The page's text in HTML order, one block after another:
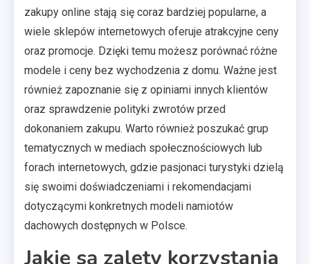
zakupy online stają się coraz bardziej popularne, a
wiele sklepów internetowych oferuje atrakcyjne ceny
oraz promocje. Dzięki temu możesz porównać różne
modele i ceny bez wychodzenia z domu. Ważne jest
również zapoznanie się z opiniami innych klientów
oraz sprawdzenie polityki zwrotów przed
dokonaniem zakupu. Warto również poszukać grup
tematycznych w mediach społecznościowych lub
forach internetowych, gdzie pasjonaci turystyki dzielą
się swoimi doświadczeniami i rekomendacjami
dotyczącymi konkretnych modeli namiotów
dachowych dostępnych w Polsce.
Jakie są zalety korzystania